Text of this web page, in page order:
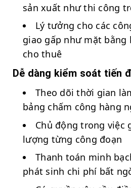
sản xuất như thi công
Lý tưởng cho các
giao gấp như mặt bằng
cho thuê
Dễ dàng kiểm soát tiến
Theo dõi thời gian
bảng chấm công hàng
Chủ động trong việc
lượng từng công đoạn
Thanh toán minh
phát sinh chi phí bất